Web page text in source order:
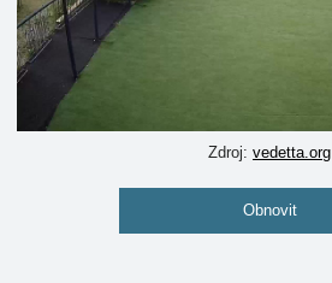
Zdroj: vedetta.org
Obnovit